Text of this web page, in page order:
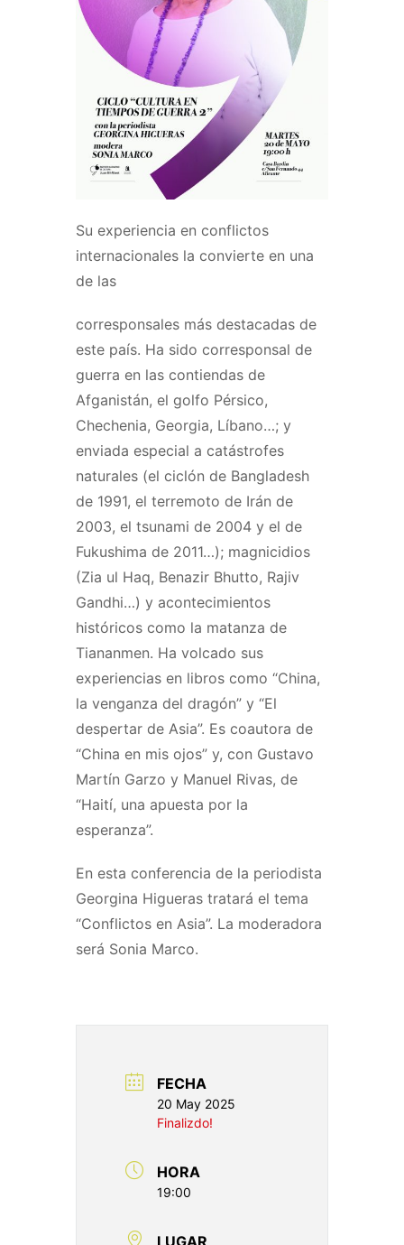
Su experiencia en conflictos
internacionales la convierte en una
de las
corresponsales más destacadas de
este país. Ha sido corresponsal de
guerra en las contiendas de
Afganistán, el golfo Pérsico,
Chechenia, Georgia, Líbano…; y
enviada especial a catástrofes
naturales (el ciclón de Bangladesh
de 1991, el terremoto de Irán de
2003, el tsunami de 2004 y el de
Fukushima de 2011…); magnicidios
(Zia ul Haq, Benazir Bhutto, Rajiv
Gandhi…) y acontecimientos
históricos como la matanza de
Tiananmen. Ha volcado sus
experiencias en libros como “China,
la venganza del dragón” y “El
despertar de Asia”. Es coautora de
“China en mis ojos” y, con Gustavo
Martín Garzo y Manuel Rivas, de
“Haití, una apuesta por la
esperanza”.
En esta conferencia de la periodista
Georgina Higueras tratará el tema
“Conflictos en Asia”. La moderadora
será Sonia Marco.
FECHA
20 May 2025
Finalizdo!
HORA
19:00
LUGAR